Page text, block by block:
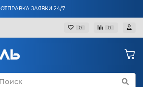
ОТПРАВКА ЗАЯВКИ 24/7
0 0